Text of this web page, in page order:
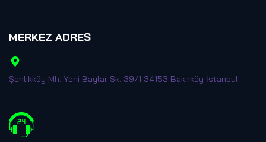
MERKEZ ADRES
Şenlikköy Mh. Yeni Bağlar Sk. 39/1 34153 Bakırköy İstanbul